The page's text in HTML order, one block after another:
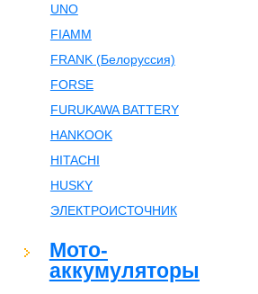
UNO
FIAMM
FRANK (Белоруссия)
FORSE
FURUKAWA BATTERY
HANKOOK
HITACHI
HUSKY
ЭЛЕКТРОИСТОЧНИК
Мото-
аккумуляторы